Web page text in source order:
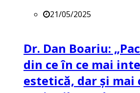
21/05/2025
Dr. Dan Boariu:
din ce în ce mai
estetică, dar și mai